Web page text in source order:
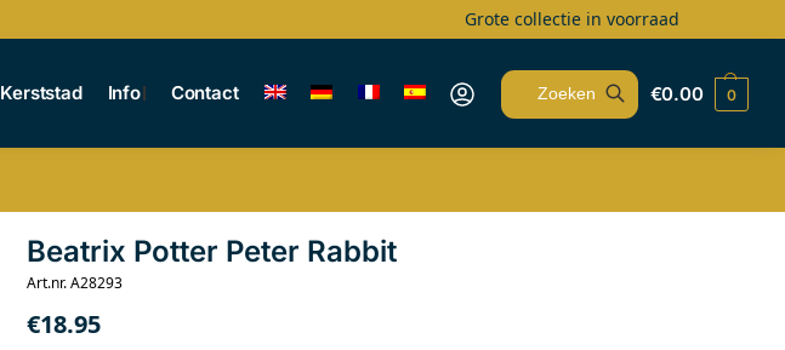
Grote collectie in voorraad
Kerststad Info Contact €0.00 0
Beatrix Potter Peter Rabbit
Art.nr. A28293
€18.95